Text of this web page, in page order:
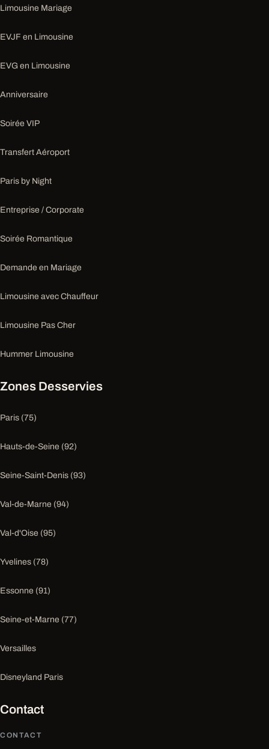
Limousine Mariage
EVJF en Limousine
EVG en Limousine
Anniversaire
Soirée VIP
Transfert Aéroport
Paris by Night
Entreprise / Corporate
Soirée Romantique
Demande en Mariage
Limousine avec Chauffeur
Limousine Pas Cher
Hummer Limousine
Zones Desservies
Paris (75)
Hauts-de-Seine (92)
Seine-Saint-Denis (93)
Val-de-Marne (94)
Val-d'Oise (95)
Yvelines (78)
Essonne (91)
Seine-et-Marne (77)
Versailles
Disneyland Paris
Contact
CONTACT